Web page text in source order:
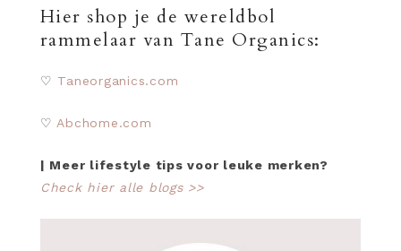
Hier shop je de wereldbol
rammelaar van Tane Organics:
♡ Taneorganics.com
♡ Abchome.com
| Meer lifestyle tips voor leuke merken?
Check hier alle blogs >>